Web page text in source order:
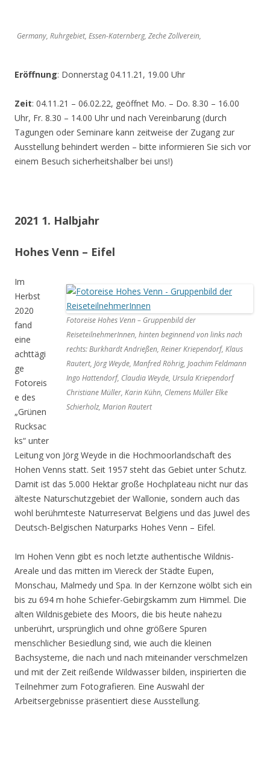
Germany, Ruhrgebiet, Essen-Katernberg, Zeche Zollverein,
Eröffnung: Donnerstag 04.11.21, 19.00 Uhr
Zeit: 04.11.21 – 06.02.22, geöffnet Mo. – Do. 8.30 – 16.00
Uhr, Fr. 8.30 – 14.00 Uhr und nach Vereinbarung (durch
Tagungen oder Seminare kann zeitweise der Zugang zur
Ausstellung behindert werden – bitte informieren Sie sich vor
einem Besuch sicherheitshalber bei uns!)
2021 1. Halbjahr
Hohes Venn – Eifel
Fotoreise Hohes Venn – Gruppenbild der
ReiseteilnehmerInnen, hinten beginnend von links nach
rechts: Burkhardt Andrießen, Reiner Kriependorf, Klaus
Rautert, Jörg Weyde, Manfred Röhrig, Joachim Feldmann
Ingo Hattendorf, Claudia Weyde, Ursula Kriependorf
Christiane Müller, Karin Kühn, Clemens Müller Elke
Schierholz, Marion Rautert
Im
Herbst
2020
fand
eine
achttägi
ge
Fotoreis
e des
„Grünen
Rucksac
ks“ unter
Leitung von Jörg Weyde in die Hochmoorlandschaft des
Hohen Venns statt. Seit 1957 steht das Gebiet unter Schutz.
Damit ist das 5.000 Hektar große Hochplateau nicht nur das
älteste Naturschutzgebiet der Wallonie, sondern auch das
wohl berühmteste Naturreservat Belgiens und das Juwel des
Deutsch-Belgischen Naturparks Hohes Venn – Eifel.
Im Hohen Venn gibt es noch letzte authentische Wildnis-
Areale und das mitten im Viereck der Städte Eupen,
Monschau, Malmedy und Spa. In der Kernzone wölbt sich ein
bis zu 694 m hohe Schiefer-Gebirgskamm zum Himmel. Die
alten Wildnisgebiete des Moors, die bis heute nahezu
unberührt, ursprünglich und ohne größere Spuren
menschlicher Besiedlung sind, wie auch die kleinen
Bachsysteme, die nach und nach miteinander verschmelzen
und mit der Zeit reißende Wildwasser bilden, inspirierten die
Teilnehmer zum Fotografieren. Eine Auswahl der
Arbeitsergebnisse präsentiert diese Ausstellung.